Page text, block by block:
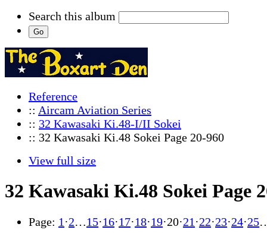
Search this album
Reference
:: Aircam Aviation Series
:: 32 Kawasaki Ki.48-I/II Sokei
:: 32 Kawasaki Ki.48 Sokei Page 20-960
View full size
32 Kawasaki Ki.48 Sokei Page
Page: 1 ·2…15·16·17·18·19·20·21 ·22·23·24·25